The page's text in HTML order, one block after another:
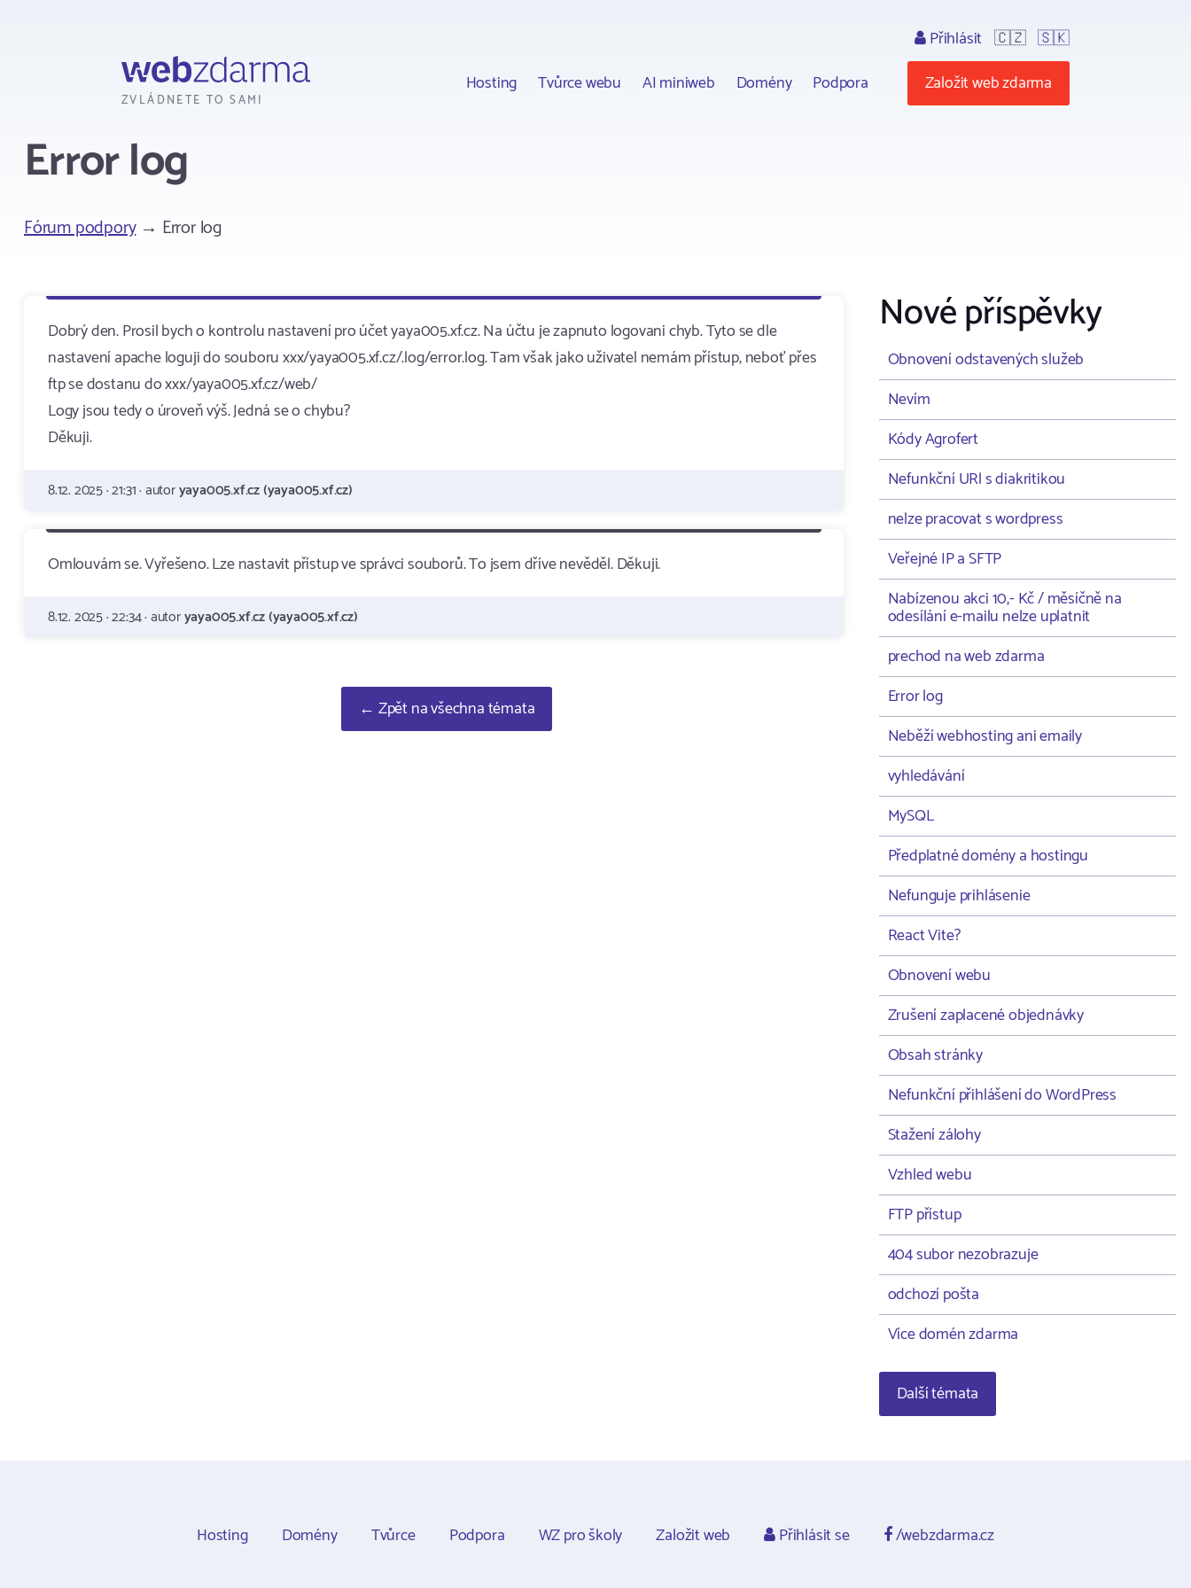
ZVLÁDNETE TO SAMI
Hosting Tvůrce webu AI miniweb Domény Podpora
Přihlásit 🇨🇿 🇸🇰
Založit web zdarma
Error log
Fórum podpory→ Error log
Dobrý den. Prosil bych o kontrolu nastavení pro účet yaya005.xf.cz. Na účtu je zapnuto logovani chyb. Tyto se dle
nastavení apache loguji do souboru xxx/yaya005.xf.cz/.log/error.log. Tam však jako uživatel nemám přístup, neboť přes
ftp se dostanu do xxx/yaya005.xf.cz/web/
Logy jsou tedy o úroveň výš. Jedná se o chybu?
Děkuji.
8.12. 2025 · 21:31 · autoryaya005.xf.cz (yaya005.xf.cz)
Omlouvám se. Vyřešeno. Lze nastavit přístup ve správci souborů. To jsem dříve nevěděl. Děkuji.
8.12. 2025 · 22:34 · autoryaya005.xf.cz (yaya005.xf.cz)
← Zpět na všechna témata
Nové příspěvky
Obnovení odstavených služeb
Nevím
Kódy Agrofert
Nefunkční URl s diakritikou
nelze pracovat s wordpress
Veřejné IP a SFTP
Nabízenou akci 10,- Kč / měsíčně na
odesílání e-mailu nelze uplatnit
prechod na web zdarma
Error log
Neběží webhosting ani emaily
vyhledávání
MySQL
Předplatné domény a hostingu
Nefunguje prihlásenie
React Vite?
Obnovení webu
Zrušení zaplacené objednávky
Obsah stránky
Nefunkční přihlášení do WordPress
Stažení zálohy
Vzhled webu
FTP přístup
404 subor nezobrazuje
odchozí pošta
Více domén zdarma
Další témata
Hosting Domény Tvůrce Podpora WZ pro školy Založit web Přihlásit se /webzdarma.cz